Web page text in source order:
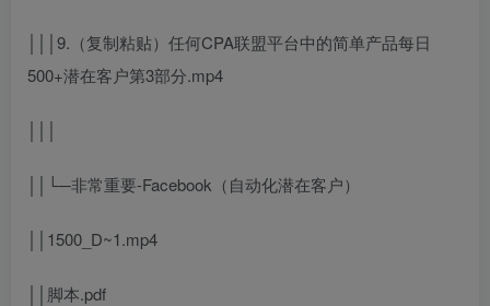
│││9.（复制粘贴）任何CPA联盟平台中的简单产品每日
500+潜在客户第3部分.mp4
││└─非常重要-Facebook（自动化潜在客户）
││1500_D~1.mp4
││脚本.pdf